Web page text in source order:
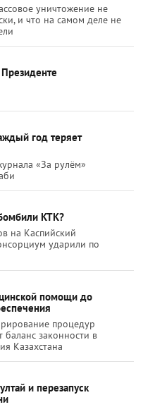
уничтожение не
и что на самом деле не
год теряет
«За рулём»
КТК?
на Каспийский
ударили по
помощи до
процедур
законности в
Казахстана
и перезапуск